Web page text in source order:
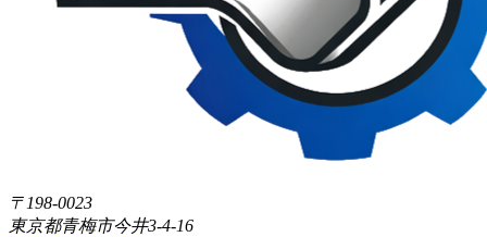
〒198-0023
東京都青梅市今井3-4-16